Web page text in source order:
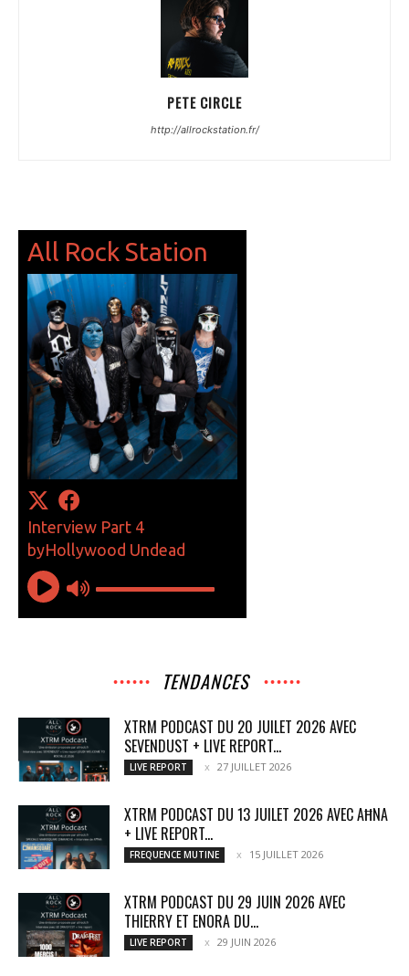
PETE CIRCLE
http://allrockstation.fr/
TENDANCES
XTRM PODCAST DU 20 JUILET 2026 AVEC
SEVENDUST + LIVE REPORT...
LIVE REPORT 27 JUILLET 2026
XTRM PODCAST DU 13 JUILET 2026 AVEC AĦNA
+ LIVE REPORT...
FREQUENCE MUTINE 15 JUILLET 2026
XTRM PODCAST DU 29 JUIN 2026 AVEC
THIERRY ET ENORA DU...
LIVE REPORT 29 JUIN 2026